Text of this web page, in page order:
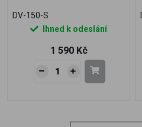
DV-150-S
Ihned k odeslání
1 590 Kč